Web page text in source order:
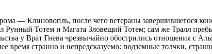
— Клиновопль, после чего ветераны завершившегося
Рунный Тотем и Магата Зловещий Тотем; сам же Тралл
у Врат Гнева чрезвычайно обострились отношения с
время странно и непредсказуемо: подземные толчки,